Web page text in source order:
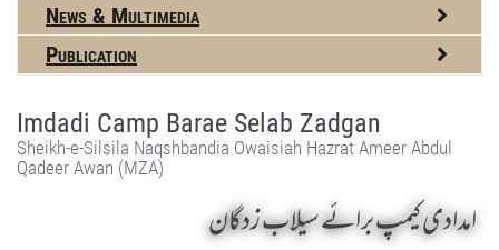
News & Multimedia
Publication
Imdadi Camp Barae Selab Zadgan
Sheikh-e-Silsila Naqshbandia Owaisiah Hazrat Ameer Abdul
Qadeer Awan (MZA)
امدادی کیمپ برائے سیلاب زدگان